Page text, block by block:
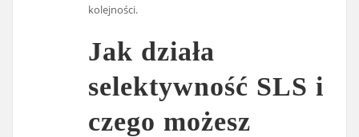
kolejności.
Jak działa
selektywność SLS i
czego możesz